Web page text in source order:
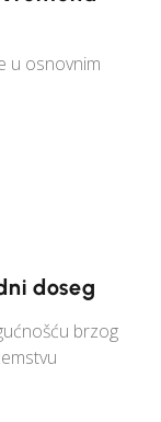
u osnovnim
doseg
brzog